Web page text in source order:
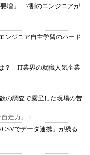
要増」 7割のエンジニアが
ジニア自主学習のハード
？ IT業界の就職人気企業
の調査で露呈した現場の苦
走力」：
でデータ連携」が残る